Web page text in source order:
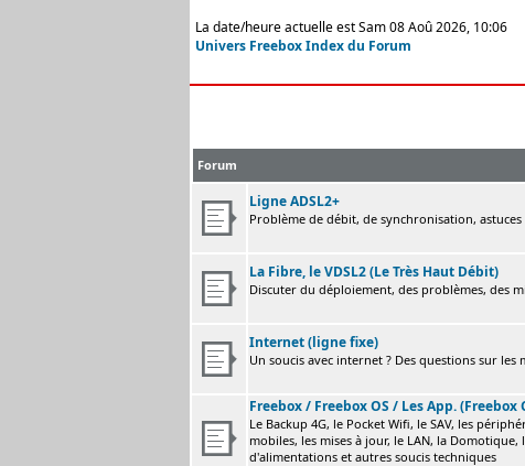
La date/heure actuelle est Sam 08 Aoû 2026, 10:06
Univers Freebox Index du Forum
Forum
Ligne ADSL2+
Problème de débit, de synchronisation,
La Fibre, le VDSL2 (Le Très Haut Débit)
Discuter du déploiement, des problèmes, des
Internet (ligne fixe)
Un soucis avec internet ? Des questions sur les
Freebox / Freebox OS / Les App. (Freebox
Le Backup 4G, le Pocket Wifi, le SAV, les
mobiles, les mises à jour, le LAN, la
d'alimentations et autres soucis techniques